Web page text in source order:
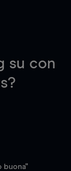
su con
buona"